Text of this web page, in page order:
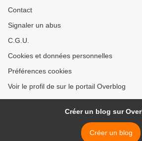
Contact
Signaler un abus
C.G.U.
Cookies et données personnelles
Préférences cookies
Voir le profil de sur le portail Overblog
Créer un blog sur
Créer un blog